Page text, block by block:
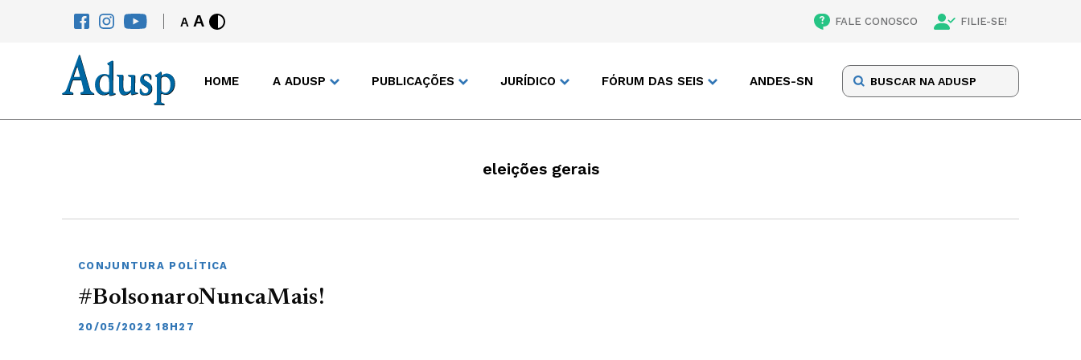
A A FALE CONOSCO FILIE-SE!
HOME A ADUSP PUBLICAÇÕES JURÍDICO FÓRUM DAS SEIS ANDES-SN
eleições gerais
CONJUNTURA POLÍTICA
#BolsonaroNuncaMais!
20/05/2022 18H27